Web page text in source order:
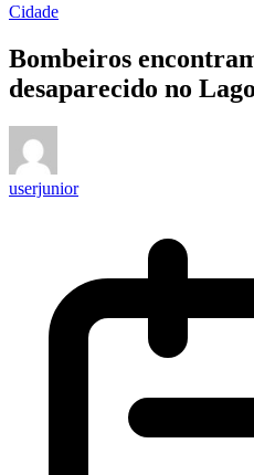
Cidade
Bombeiros
desaparecido no
userjunior